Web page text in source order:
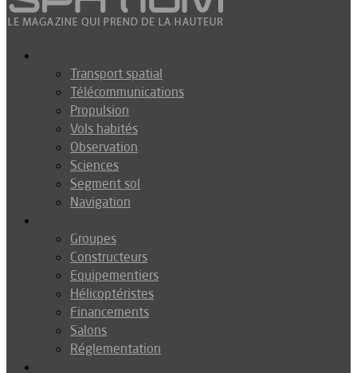
Transport spatial
Télécommunications
Propulsion
Vols habités
Observation
Sciences
Segment sol
Navigation
Groupes
Constructeurs
Equipementiers
Hélicoptéristes
Financements
Salons
Réglementation